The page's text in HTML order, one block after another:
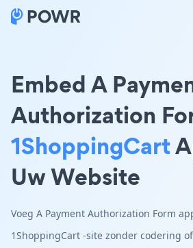
Embed A
Authorization
1ShoppingCart
Uw Website
Voeg A Payment Authorization Form
1ShoppingCart -site zonder codering